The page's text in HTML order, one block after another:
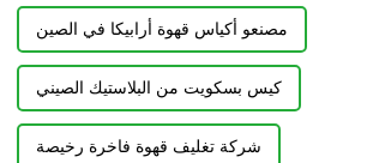
مصنعو أكياس قهوة أرابيكا في الصين
كيس بسكويت من البلاستيك الصيني
شركة تغليف قهوة فاخرة رخيصة